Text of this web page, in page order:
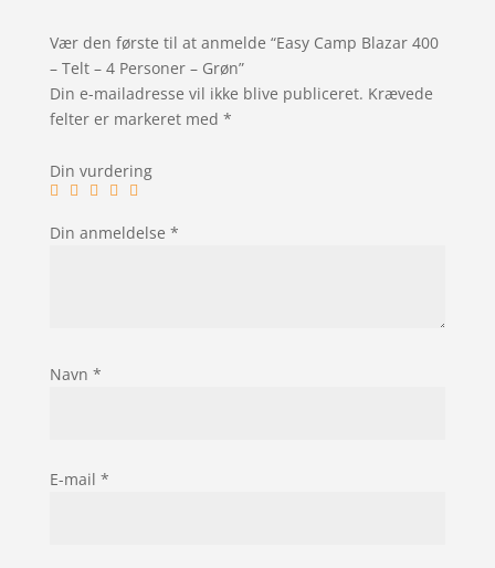
Vær den første til at anmelde “Easy Camp Blazar 400
– Telt – 4 Personer – Grøn”
Din e-mailadresse vil ikke blive publiceret. Krævede
felter er markeret med *
Din vurdering
Din anmeldelse *
Navn *
E-mail *